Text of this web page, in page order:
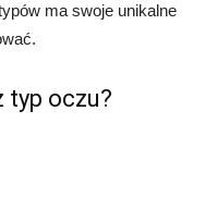
ma swoje unikalne
typ oczu?